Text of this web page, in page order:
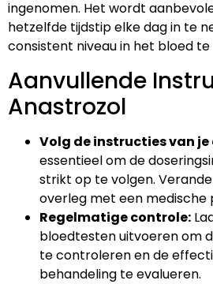
ingenomen. Het wordt
hetzelfde tijdstip elke dag in te
consistent niveau in het bloed te
Aanvullende
Anastrozol
Volg de instructies van je
essentieel om de
strikt op te volgen.
overleg met een medische
Regelmatige controle:
bloedtesten uitvoeren om
te controleren en de
behandeling te evalueren.